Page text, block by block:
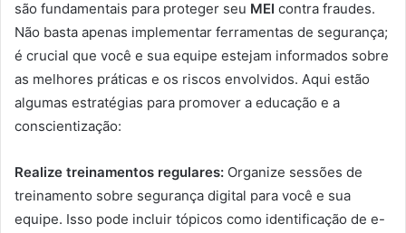
são fundamentais para proteger seu MEI contra fraudes.
Não basta apenas implementar ferramentas de segurança;
é crucial que você e sua equipe estejam informados sobre
as melhores práticas e os riscos envolvidos. Aqui estão
algumas estratégias para promover a educação e a
conscientização:
Realize treinamentos regulares: Organize sessões de
treinamento sobre segurança digital para você e sua
equipe. Isso pode incluir tópicos como identificação de e-